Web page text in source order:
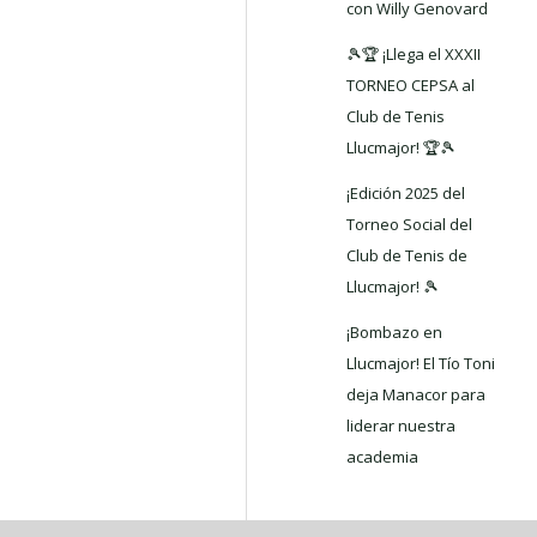
con Willy Genovard
🎾🏆 ¡Llega el XXXII
TORNEO CEPSA al
Club de Tenis
Llucmajor! 🏆🎾
¡Edición 2025 del
Torneo Social del
Club de Tenis de
Llucmajor! 🎾
¡Bombazo en
Llucmajor! El Tío Toni
deja Manacor para
liderar nuestra
academia